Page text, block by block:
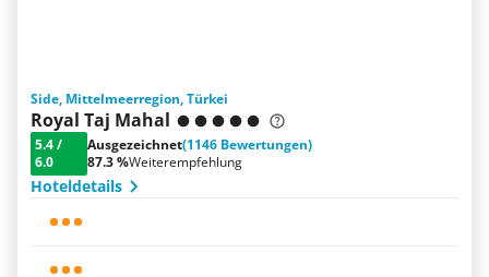
Side, Mittelmeerregion, Türkei
Royal Taj Mahal
5.4/
6.0
Ausgezeichnet(1146 Bewertungen)
87.3 %Weiterempfehlung
Hoteldetails